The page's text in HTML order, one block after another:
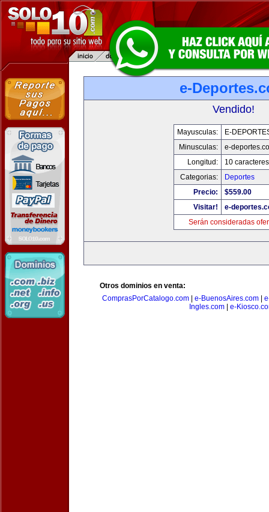
e-
Vendido!
Mayusculas:
E-
Minusculas:
e-
Longitud:
10 caracteres
Categorias:
Deportes
Precio:
$559.00
Visitar!
e-
Serán consideradas
Otros dominios en venta:
ComprasPorCatalogo.com| e-BuenosAires.com|
Ingles.com
e-